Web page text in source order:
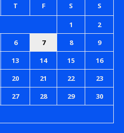
T F S S
1
2
6 7 8
9
13 14 15
16
20 21 22
23
27 28 29
30